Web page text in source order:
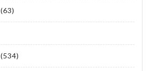
(63)
(534)